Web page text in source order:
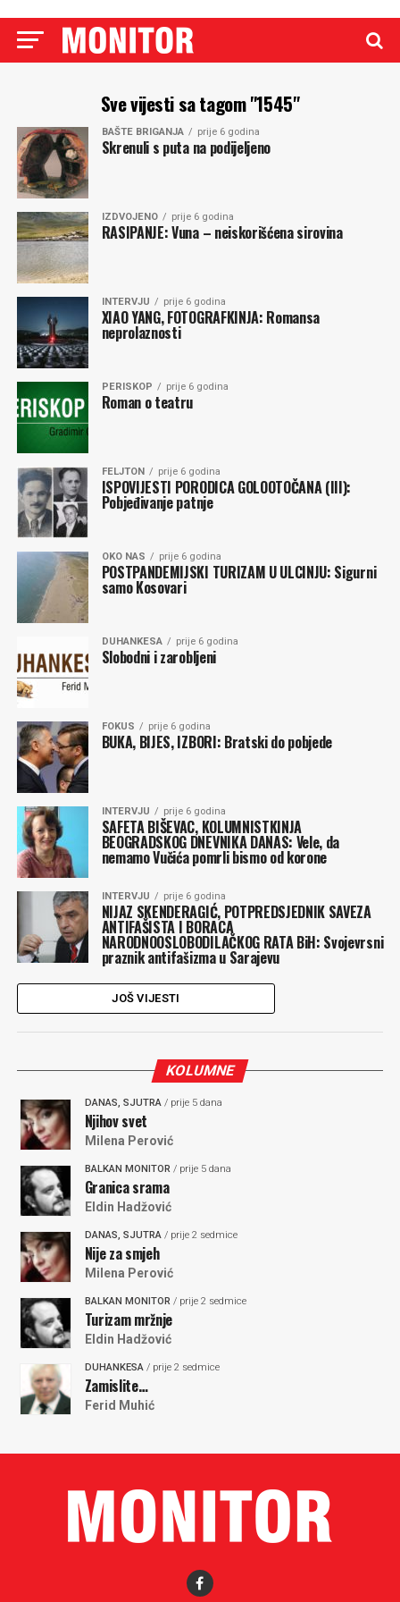
Sve vijesti sa tagom "1545"
BAŠTE BRIGANJA prije 6 godina
Skrenuli s puta na podijeljeno
IZDVOJENO prije 6 godina
RASIPANJE: Vuna – neiskorišćena sirovina
INTERVJU prije 6 godina
XIAO YANG, FOTOGRAFKINJA: Romansa
neprolaznosti
PERISKOP prije 6 godina
Roman o teatru
FELJTON prije 6 godina
ISPOVIJESTI PORODICA GOLOOTOČANA (III):
Pobjeđivanje patnje
OKO NAS prije 6 godina
POSTPANDEMIJSKI TURIZAM U ULCINJU: Sigurni
samo Kosovari
DUHANKESA prije 6 godina
Slobodni i zarobljeni
FOKUS prije 6 godina
BUKA, BIJES, IZBORI: Bratski do pobjede
INTERVJU prije 6 godina
SAFETA BIŠEVAC, KOLUMNISTKINJA
BEOGRADSKOG DNEVNIKA DANAS: Vele, da
nemamo Vučića pomrli bismo od korone
INTERVJU prije 6 godina
NIJAZ SKENDERAGIĆ, POTPREDSJEDNIK SAVEZA
ANTIFAŠISTA I BORACA
NARODNOOSLOBODILAČKOG RATA BiH: Svojevrsni
praznik antifašizma u Sarajevu
JOŠ VIJESTI
KOLUMNE
DANAS, SJUTRA/ prije 5 dana
Njihov svet
Milena Perović
BALKAN MONITOR/ prije 5 dana
Granica srama
Eldin Hadžović
DANAS, SJUTRA/ prije 2 sedmice
Nije za smjeh
Milena Perović
BALKAN MONITOR/ prije 2 sedmice
Turizam mržnje
Eldin Hadžović
DUHANKESA/ prije 2 sedmice
Zamislite…
Ferid Muhić